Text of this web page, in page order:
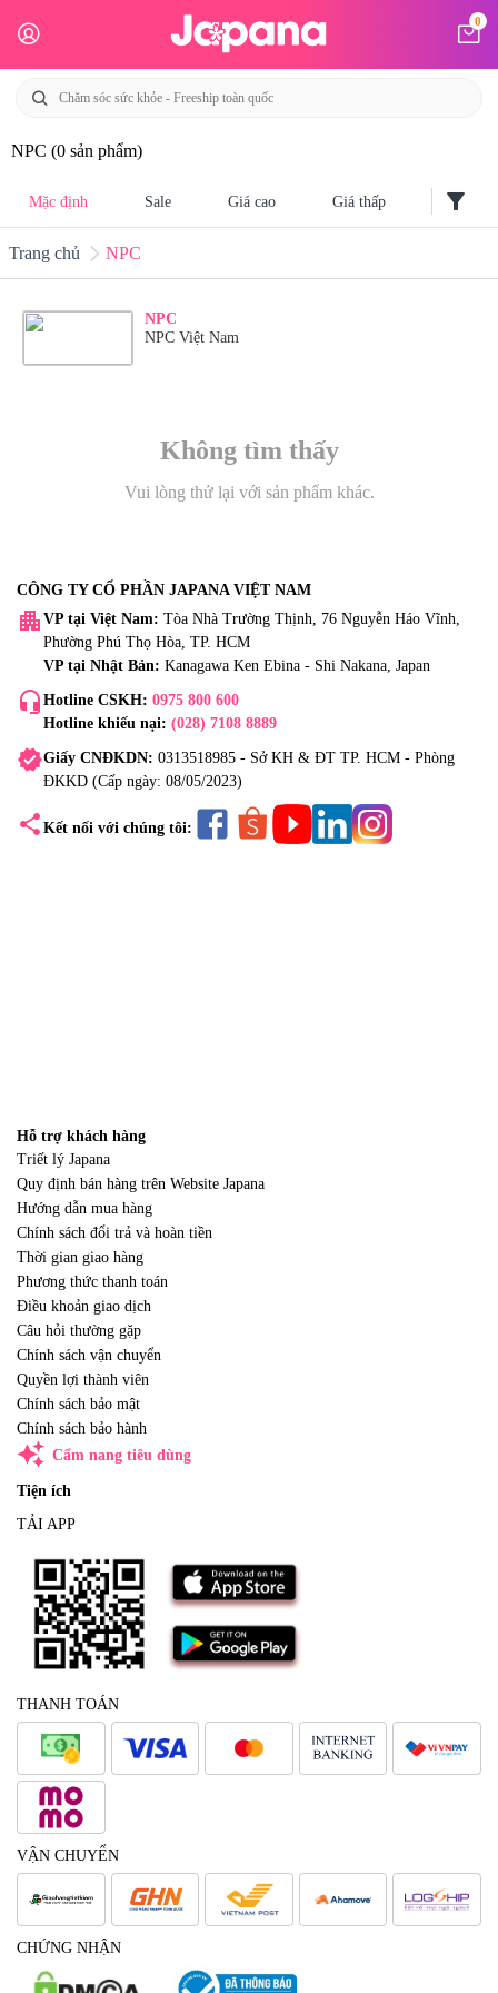
0
NPC (0 sản phẩm)
Mặc định Sale Giá cao Giá thấp filter_alt
Trang chủ NPC
NPC
NPC Việt Nam
Không tìm thấy
Vui lòng thử lại với sản phẩm khác.
CÔNG TY CỔ PHẦN JAPANA VIỆT NAM
apartment VP tại Việt Nam: Tòa Nhà Trường Thịnh, 76 Nguyễn Háo Vĩnh,
Phường Phú Thọ Hòa, TP. HCM
VP tại Nhật Bản: Kanagawa Ken Ebina - Shi Nakana, Japan
headset_mic Hotline CSKH: 0975 800 600
Hotline khiếu nại: (028) 7108 8889
verifiedGiấy CNĐKDN: 0313518985 - Sở KH & ĐT TP. HCM - Phòng
ĐKKD (Cấp ngày: 08/05/2023)
share Kết nối với chúng tôi:
Hỗ trợ khách hàng
Triết lý Japana
Quy định bán hàng trên Website Japana
Hướng dẫn mua hàng
Chính sách đổi trả và hoàn tiền
Thời gian giao hàng
Phương thức thanh toán
Điều khoản giao dịch
Câu hỏi thường gặp
Chính sách vận chuyển
Quyền lợi thành viên
Chính sách bảo mật
Chính sách bảo hành
auto_awesome Cẩm nang tiêu dùng
Tiện ích
TẢI APP
THANH TOÁN
VẬN CHUYỂN
CHỨNG NHẬN